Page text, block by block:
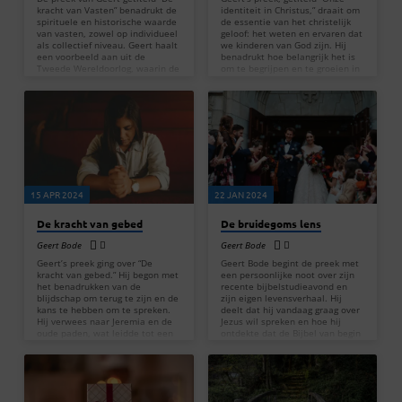
kracht van Vasten” benadrukt de
spirituele en historische waarde
van vasten, zowel op individueel
als collectief niveau. Geert haalt
een voorbeeld aan uit de
Tweede Wereldoorlog, waarin de
Churchill opriepen tot nationale
leidde volgens Geert tot
bijzondere gebeurtenissen, zoals
de redding van 338.000 soldaten
bij Duinkerken. Hij stelt dat
vasten een krachtige manier is
om God te zoeken en te ervaren
hoe Hij ingrijpt…
identiteit in Christus,” draait om
de essentie van het christelijk
geloof: het weten en ervaren dat
we kinderen van God zijn. Hij
benadrukt hoe belangrijk het is
dochters van God. Belangrijke
toepassing: Geert nodigt de
gemeente uit om samen het
avondmaal te vieren, een daad
die symbool staat voor onze
eenheid met Christus en onze
identiteit als Zijn kinderen.…
15 APR 2024
De kracht van gebed
Geert Bode
Geert’s preek ging over “De
kracht van gebed.” Hij begon met
het benadrukken van de
blijdschap om terug te zijn en de
kans te hebben om te spreken.
Hij verwees naar Jeremia en de
en de geestelijke disciplines,
zoals gebed, die in de Bergrede
worden genoemd. Gebed is
22 JAN 2024
De bruidegoms lens
Geert Bode
Geert Bode begint de preek met
een persoonlijke noot over zijn
recente bijbelstudieavond en
zijn eigen levensverhaal. Hij
deelt dat hij vandaag graag over
Jezus wil spreken en hoe hij
met God. Hij beschrijft een
persoonlijke
paradigmaverschuiving die hij
ervoer 18 jaar na zijn bekering.